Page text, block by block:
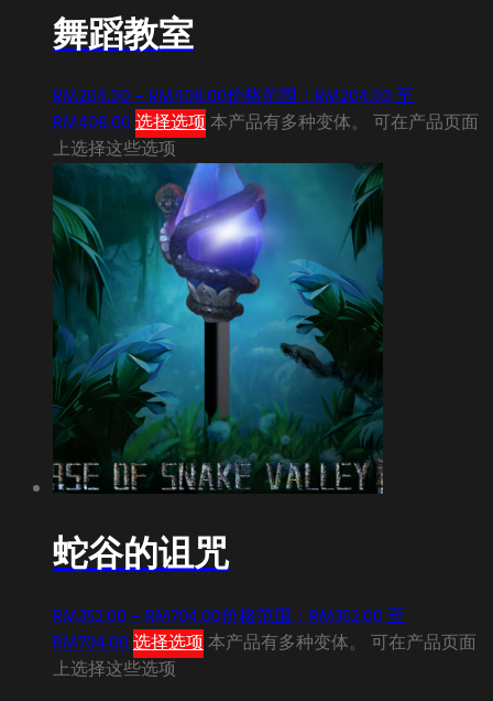
舞蹈教室
RM204.00–RM408.00价格范围：RM204.00 至
RM408.00选择选项本产品有多种变体。 可在产品页面
上选择这些选项
蛇谷的诅咒
RM352.00–RM704.00价格范围：RM352.00 至
RM704.00选择选项本产品有多种变体。 可在产品页面
上选择这些选项